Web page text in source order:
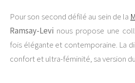
Pour son second défilé au sein de la
Ramsay-Levi nous propose une
fois élégante et contemporaine. La
confort et ultra-féminité, sa version